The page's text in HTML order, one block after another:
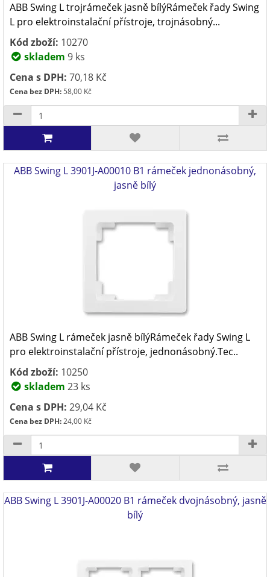
ABB Swing L trojrámeček jasně bílýRámeček řady Swing
L pro elektroinstalační přístroje, trojnásobný...
Kód zboží: 10270
skladem 9 ks
Cena s DPH: 70,18 Kč
Cena bez DPH:58,00 Kč
ABB Swing L 3901J-A00010 B1 rámeček jednonásobný,
jasně bílý
ABB Swing L rámeček jasně bílýRámeček řady Swing L
pro elektroinstalační přístroje, jednonásobný.Tec..
Kód zboží: 10250
skladem 23 ks
Cena s DPH: 29,04 Kč
Cena bez DPH:24,00 Kč
ABB Swing L 3901J-A00020 B1 rámeček dvojnásobný, jasně
bílý